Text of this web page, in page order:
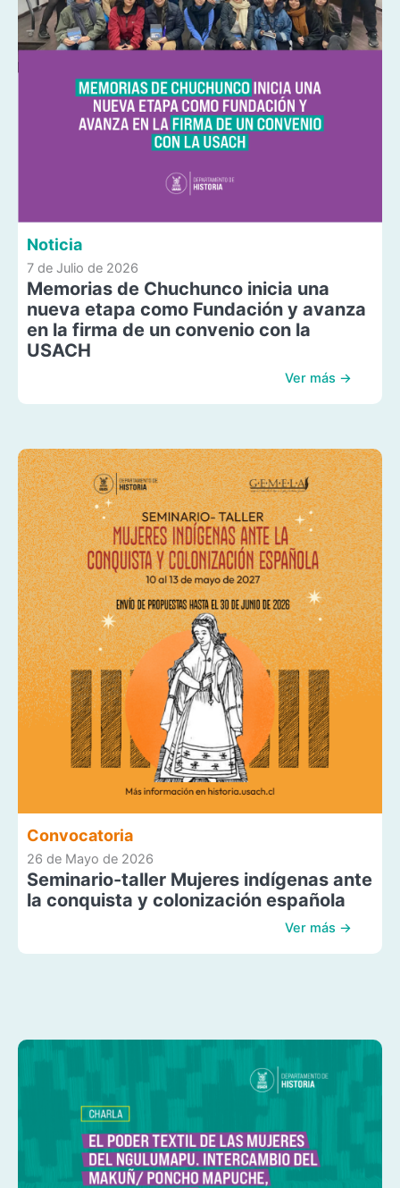
Noticia
7 de Julio de 2026
Memorias de Chuchunco inicia una
nueva etapa como Fundación y avanza
en la firma de un convenio con la
USACH
Ver más →
Convocatoria
26 de Mayo de 2026
Seminario-taller Mujeres indígenas ante
la conquista y colonización española
Ver más →